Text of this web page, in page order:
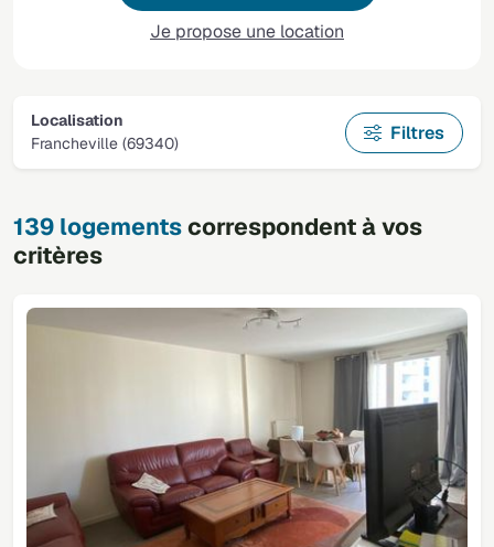
Je propose une location
Localisation
Francheville (69340)
Filtres
139 logementscorrespondent à vos
critères